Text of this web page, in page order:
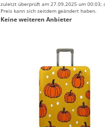
zuletzt überprüft am 27.09.2025 um 00:03;
Preis kann sich seitdem geändert haben.
Keine weiteren Anbieter